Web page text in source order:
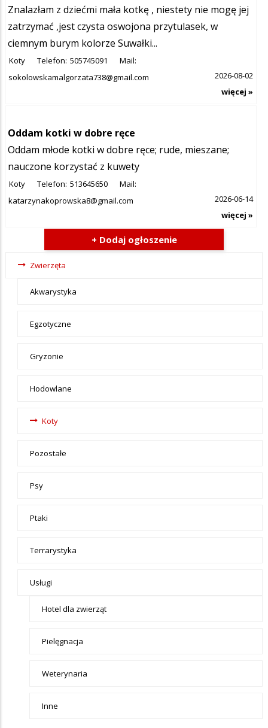
Znalazłam z dziećmi mała kotkę , niestety nie mogę jej
zatrzymać ,jest czysta oswojona przytulasek, w
ciemnym burym kolorze Suwałki...
Koty Telefon: 505745091
Mail:
sokolowskamalgorzata738@gmail.com
2026-08-02
więcej »
Oddam kotki w dobre ręce
Oddam młode kotki w dobre ręce; rude, mieszane;
nauczone korzystać z kuwety
Koty Telefon: 513645650
Mail:
katarzynakoprowska8@gmail.com
2026-06-14
więcej »
+ Dodaj ogłoszenie
Ogłoszenia
menu-
Zwierzęta
Akwarystyka
Egzotyczne
Gryzonie
Hodowlane
Koty
Pozostałe
Psy
Ptaki
Terrarystyka
Usługi
Hotel dla zwierząt
Pielęgnacja
Weterynaria
Inne